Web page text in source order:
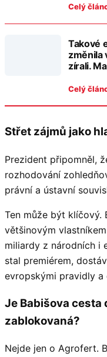
Celý
Takové
změnila
zírali.
Celý
Střet zájmů jako
Prezident připomněl,
rozhodování
právní a ústavní
Ten může být klíčový.
většinovým
miliardy z národních i
stal premiérem,
evropskými pravidly a
Je Babišova cesta
zablokovaná?
Nejde jen o Agrofert.